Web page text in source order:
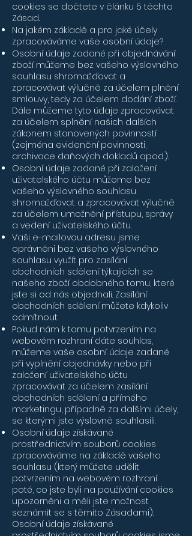
cookies se dočtete v článku 5 těchto
Zásad.
Na jakém základě a pro jaké účely
zpracováváme vaše osobní údaje?
Osobní údaje zadané při objednávání
zboží můžeme bez vašeho výslovného
souhlasu shromažďovat a
zpracovávat výlučně za účelem plnění
smlouvy, tedy za účelem dodání zboží.
Dále můžeme tyto údaje zpracovávat
za účelem splnění našich dalších
zákonem stanovených povinností
(zejména evidenční povinnosti,
archivace daňových dokladů apod.).
Osobní údaje zadané při založení
uživatelského účtu můžeme bez
vašeho výslovného souhlasu
shromažďovat a zpracovávat výlučně
za účelem umožnění přístupu, správy
a vedení uživatelského účtu.
Vaši e-mailovou adresu jsme
oprávněni bez vašeho výslovného
souhlasu využít pro zasílání
obchodních sdělení týkajících se
našeho zboží obdobného tomu, které
jste si od nás objednali. Zasílání
obchodních sdělení můžete kdykoliv
odmítnout.
Pokud nám k tomu potvrzením na
webovém rozhraní dáte souhlas,
můžeme vaše osobní údaje zadané
při vyplnění objednávky nebo při
založení uživatelského účtu
zpracovávat za účelem zasílání
obchodních sdělení a přímého
marketingu, případně za dalšími účely,
se kterými jste výslovně souhlasili.
Osobní údaje získávané
prostřednictvím souborů cookies
zpracováváme na základě vašeho
souhlasu (který můžete udělit
potvrzením na webovém rozhraní
poté, co jste byli na používání cookies
upozorněni a měli jste možnost
seznámit se s těmito Zásadami).
Osobní údaje získávané